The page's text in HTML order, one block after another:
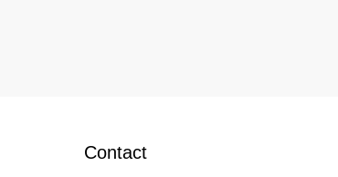
Contact